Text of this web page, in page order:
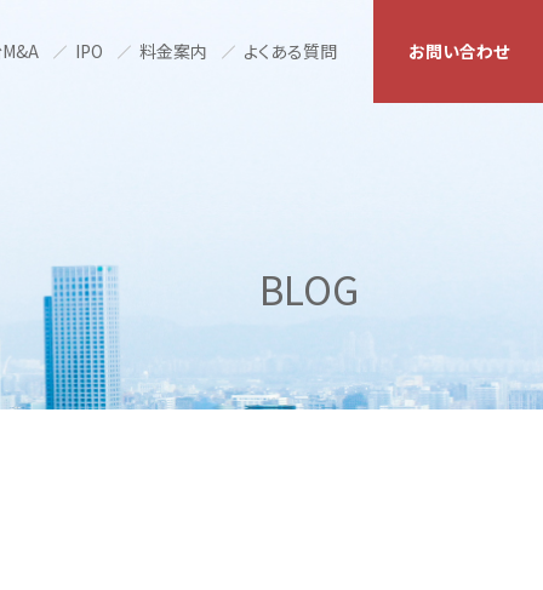
IPO 料金案内 よくある質問 お問い合わせ
BLOG